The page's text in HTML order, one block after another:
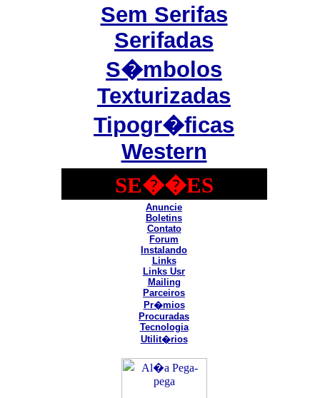
Sem Serifas
Serifadas
S�mbolos
Texturizadas
Tipogr�ficas
Western
SE��ES
Anuncie
Boletins
Contato
Forum
Instalando
Links
Links Usr
Mailing
Parceiros
Pr�mios
Procuradas
Tecnologia
Utilit�rios